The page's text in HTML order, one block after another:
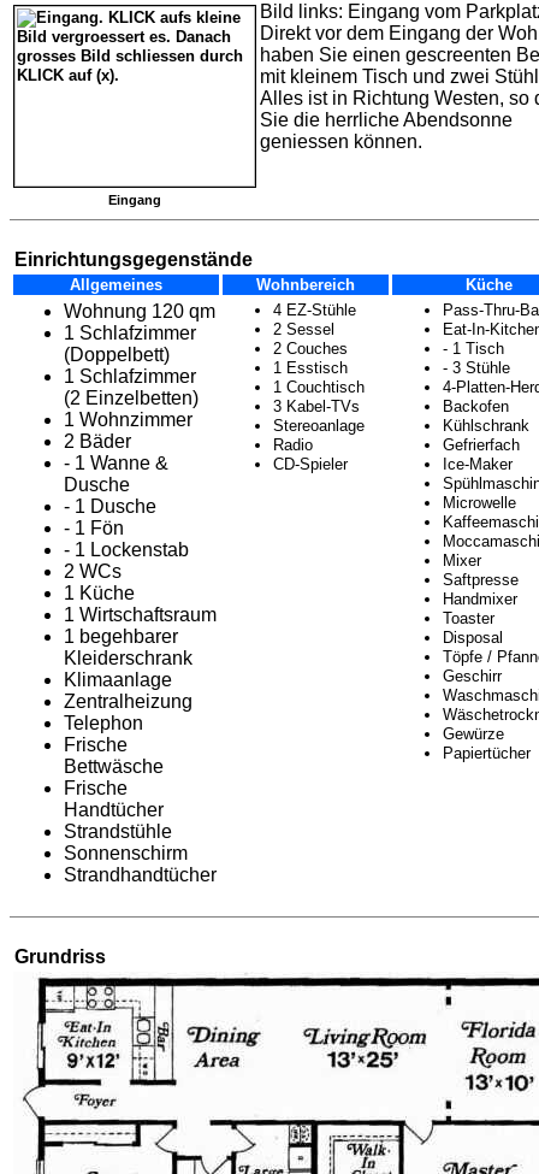
Eingang
Bild links: Eingang vom
Direkt vor dem Eingang der
haben Sie einen gescreenten
mit kleinem Tisch und zwei
Alles ist in Richtung Westen, so
Sie die herrliche Abendsonne
geniessen können.
Einrichtungsgegenstände
Allgemeines Wohnbereich Küche
Wohnung 120 qm
1 Schlafzimmer
(Doppelbett)
1 Schlafzimmer
(2 Einzelbetten)
1 Wohnzimmer
2 Bäder
- 1 Wanne &
Dusche
- 1 Dusche
- 1 Fön
- 1 Lockenstab
2 WCs
1 Küche
1 Wirtschaftsraum
1 begehbarer
Kleiderschrank
Klimaanlage
Zentralheizung
Telephon
Frische
Bettwäsche
Frische
Handtücher
Strandstühle
Sonnenschirm
Strandhandtücher
4 EZ-Stühle
2 Sessel
2 Couches
1 Esstisch
1 Couchtisch
3 Kabel-TVs
Stereoanlage
Radio
CD-Spieler
Pass-Thru-
Eat-In-
- 1 Tisch
- 3 Stühle
4-Platten-
Backofen
Kühlschrank
Gefrierfach
Ice-Maker
Microwelle
Mixer
Saftpresse
Handmixer
Toaster
Disposal
Töpfe /
Geschirr
Gewürze
Papiertücher
Grundriss